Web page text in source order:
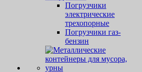
Погрузчики
электрические
трехопорные
Погрузчики газ-
бензин